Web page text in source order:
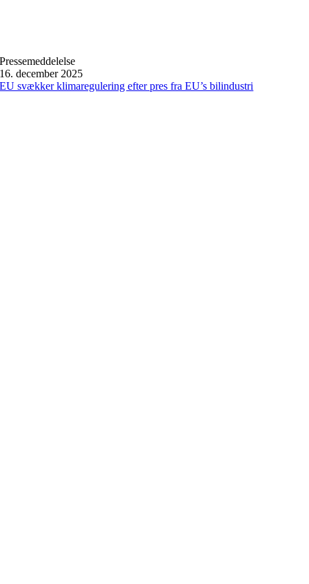
Pressemeddelelse
16. december 2025
EU svækker klimaregulering efter pres fra EU’s bilindustri